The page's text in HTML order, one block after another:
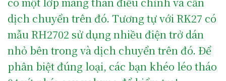
dịch chuyển trên đó. Tương tự với RK27 có
mẫu RH2702 sử dụng nhiều điện trở dán
nhỏ bên trong và dịch chuyển trên đó. Để
phân biệt đúng loại, các bạn khéo léo tháo